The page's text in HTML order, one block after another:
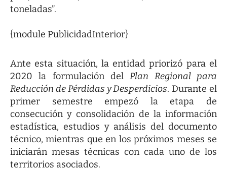
toneladas”.
{module PublicidadInterior}
Ante esta situación, la entidad priorizó para el
2020 la formulación delPlan Regional para
Reducción de Pérdidas y Desperdicios. Durante el
primer semestre empezó la etapa de
consecución y consolidación de la información
estadística, estudios y análisis del documento
técnico, mientras que en los próximos meses se
iniciarán mesas técnicas con cada uno de los
territorios asociados.